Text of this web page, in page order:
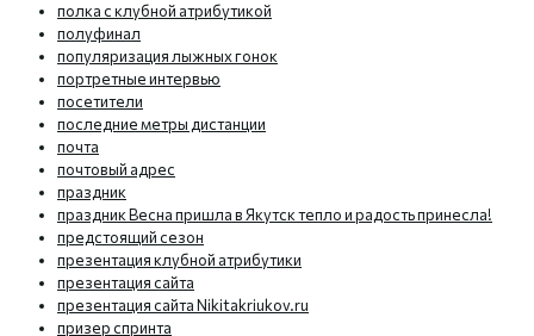
полка с клубной атрибутикой
полуфинал
популяризация лыжных гонок
портретные интервью
посетители
последние метры дистанции
почта
почтовый адрес
праздник
праздник Весна пришла в Якутск тепло и радость принесла!
предстоящий сезон
презентация клубной атрибутики
презентация сайта
презентация сайта Nikitakriukov.ru
призер спринта